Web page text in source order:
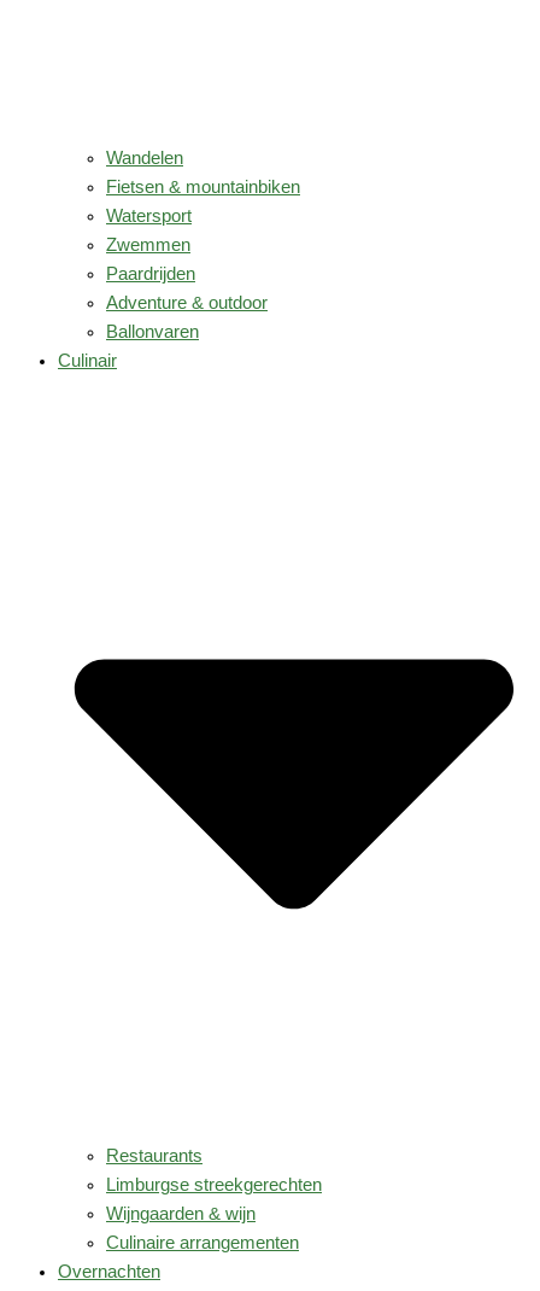
Wandelen
Fietsen & mountainbiken
Watersport
Zwemmen
Paardrijden
Adventure & outdoor
Ballonvaren
Culinair
Restaurants
Limburgse streekgerechten
Wijngaarden & wijn
Culinaire arrangementen
Overnachten